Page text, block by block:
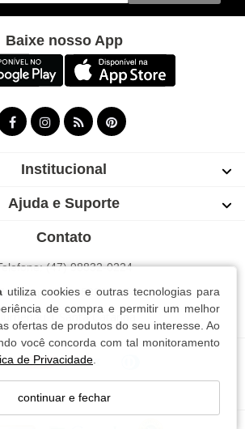
utiliza cookies e outras tecnologias para
de compra e permitir um melhor
ofertas de produtos do seu interesse. Ao
você concorda com tal monitoramento
de Privacidade
continuar e fechar
Baixe nosso App
Institucional
Ajuda e Suporte
Contato
(47) 98832-0224
(47) 98832-0224
| Santa Catarina